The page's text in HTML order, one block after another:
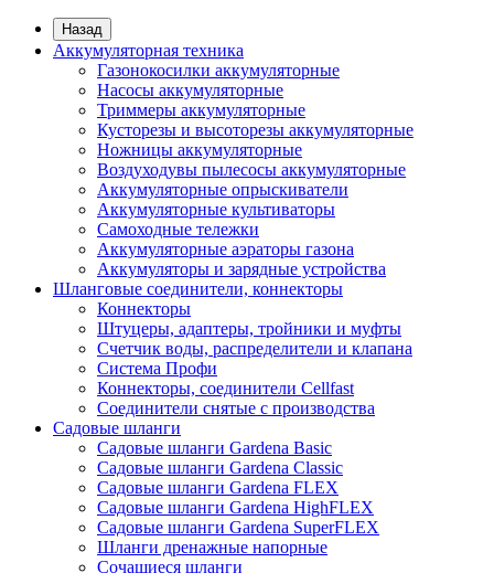
Назад
Аккумуляторная техника
Газонокосилки аккумуляторные
Насосы аккумуляторные
Триммеры аккумуляторные
Кусторезы и высоторезы аккумуляторные
Ножницы аккумуляторные
Воздуходувы пылесосы аккумуляторные
Аккумуляторные опрыскиватели
Аккумуляторные культиваторы
Самоходные тележки
Аккумуляторные аэраторы газона
Аккумуляторы и зарядные устройства
Шланговые соединители, коннекторы
Коннекторы
Штуцеры, адаптеры, тройники и муфты
Счетчик воды, распределители и клапана
Система Профи
Коннекторы, соединители Cellfast
Соединители снятые с производства
Садовые шланги
Садовые шланги Gardena Basic
Садовые шланги Gardena Classic
Садовые шланги Gardena FLEX
Садовые шланги Gardena HighFLEX
Садовые шланги Gardena SuperFLEX
Шланги дренажные напорные
Сочащиеся шланги